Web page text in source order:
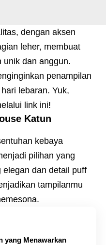
dengan aksen
leher, membuat
unik dan anggun.
penampilan
lebaran. Yuk,
link ini!
Katun
kebaya
pilihan yang
dan detail puff
tampilanmu
yang Menawarkan